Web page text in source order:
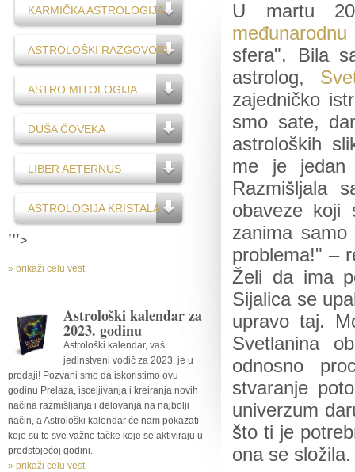
KARMIČKA ASTROLOGIJA
ASTROLOŠKI RAZGOVORI
ASTRO MITOLOGIJA
DUŠA ČOVEKA
LIBER AETERNUS
ASTROLOGIJA KRISTALA
'">
» prikaži celu vest
Astrološki kalendar za
2023. godinu
Astrološki kalendar, vaš
jedinstveni vodič za 2023. je u
prodaji! Pozvani smo da iskoristimo ovu
godinu Prelaza, isceljivanja i kreiranja novih
načina razmišljanja i delovanja na najbolji
način, a Astrološki kalendar će nam pokazati
koje su to sve važne tačke koje se aktiviraju u
predstojećoj godini.
» prikaži celu vest
U martu
sfera". Bila
astrolog,
zajedničko
smo sate,
astroloških
me je jedan
Razmišljala
obaveze koji
zanima
problema!" –
Želi da ima
Sijalica se
upravo taj.
Svetlanina
odnosno
stvaranje
univerzum
što ti je
ona se složila.